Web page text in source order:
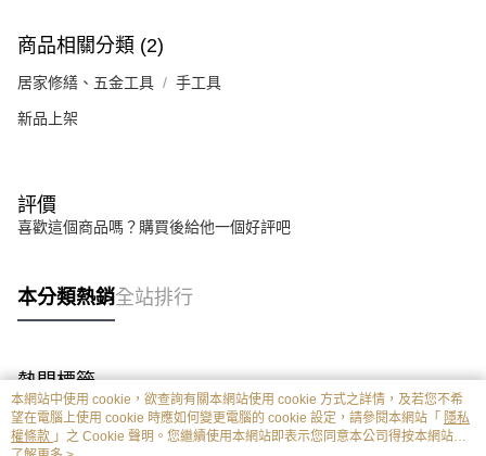
商品相關分類 (2)
居家修繕、五金工具 手工具
新品上架
評價
喜歡這個商品嗎？購買後給他一個好評吧
本分類熱銷全站排行
熱門標籤
本網站中使用 cookie，欲查詢有關本網站使用 cookie 方式之詳情，及若您不希
望在電腦上使用 cookie 時應如何變更電腦的 cookie 設定，請參閱本網站「 隱私
權條款 」之 Cookie 聲明。您繼續使用本網站即表示您同意本公司得按本網站使